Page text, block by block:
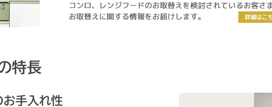
特長
お手入れ性